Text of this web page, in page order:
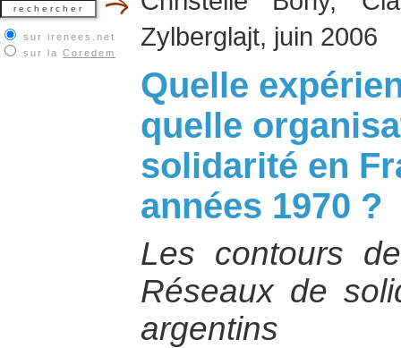
sur irenees.net
sur la Coredem
Zylberglajt, juin 2006
Quelle
quelle
solidarité en
années 1970 ?
Les contours
Réseaux de
argentins